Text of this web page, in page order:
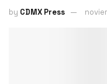
by CDMX Press